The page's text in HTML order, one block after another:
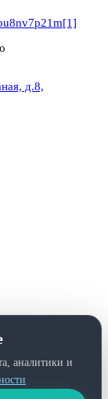
д.8,
аналитики и